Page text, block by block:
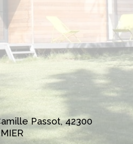
Passot, 42300